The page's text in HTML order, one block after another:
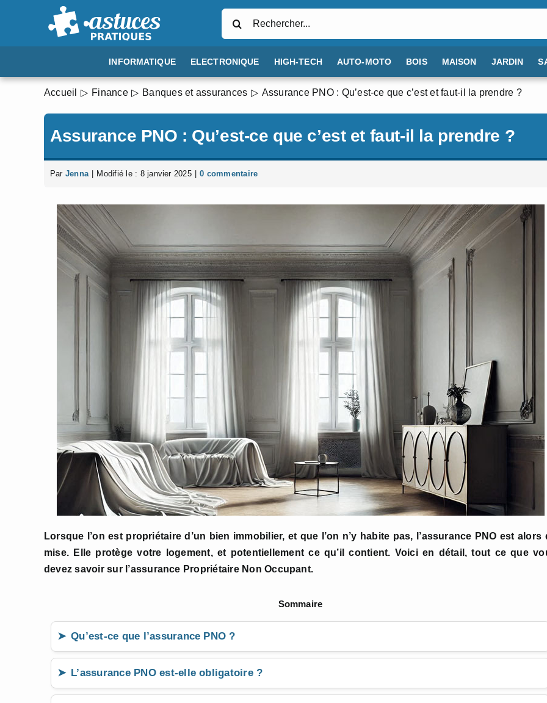
INFORMATIQUE ELECTRONIQUE HIGH-TECH AUTO-MOTO BOIS MAISON JARDIN
Accueil Finance Banques et assurances Assurance PNO : Qu’est-ce que c’est et faut-il la prendre ?
Assurance PNO : Qu’est-ce que c’est et faut-il la prendre ?
Par Jenna Modifié le : 8 janvier 2025 0 commentaire
Lorsque l’on est propriétaire d’un bien immobilier, et que l’on n’y habite pas, l’assurance PNO est alors
mise. Elle protège votre logement, et potentiellement ce qu’il contient. Voici en détail, tout ce que
devez savoir sur l’assurance Propriétaire Non Occupant.
Sommaire
Qu’est-ce que l’assurance PNO ?
L’assurance PNO est-elle obligatoire ?